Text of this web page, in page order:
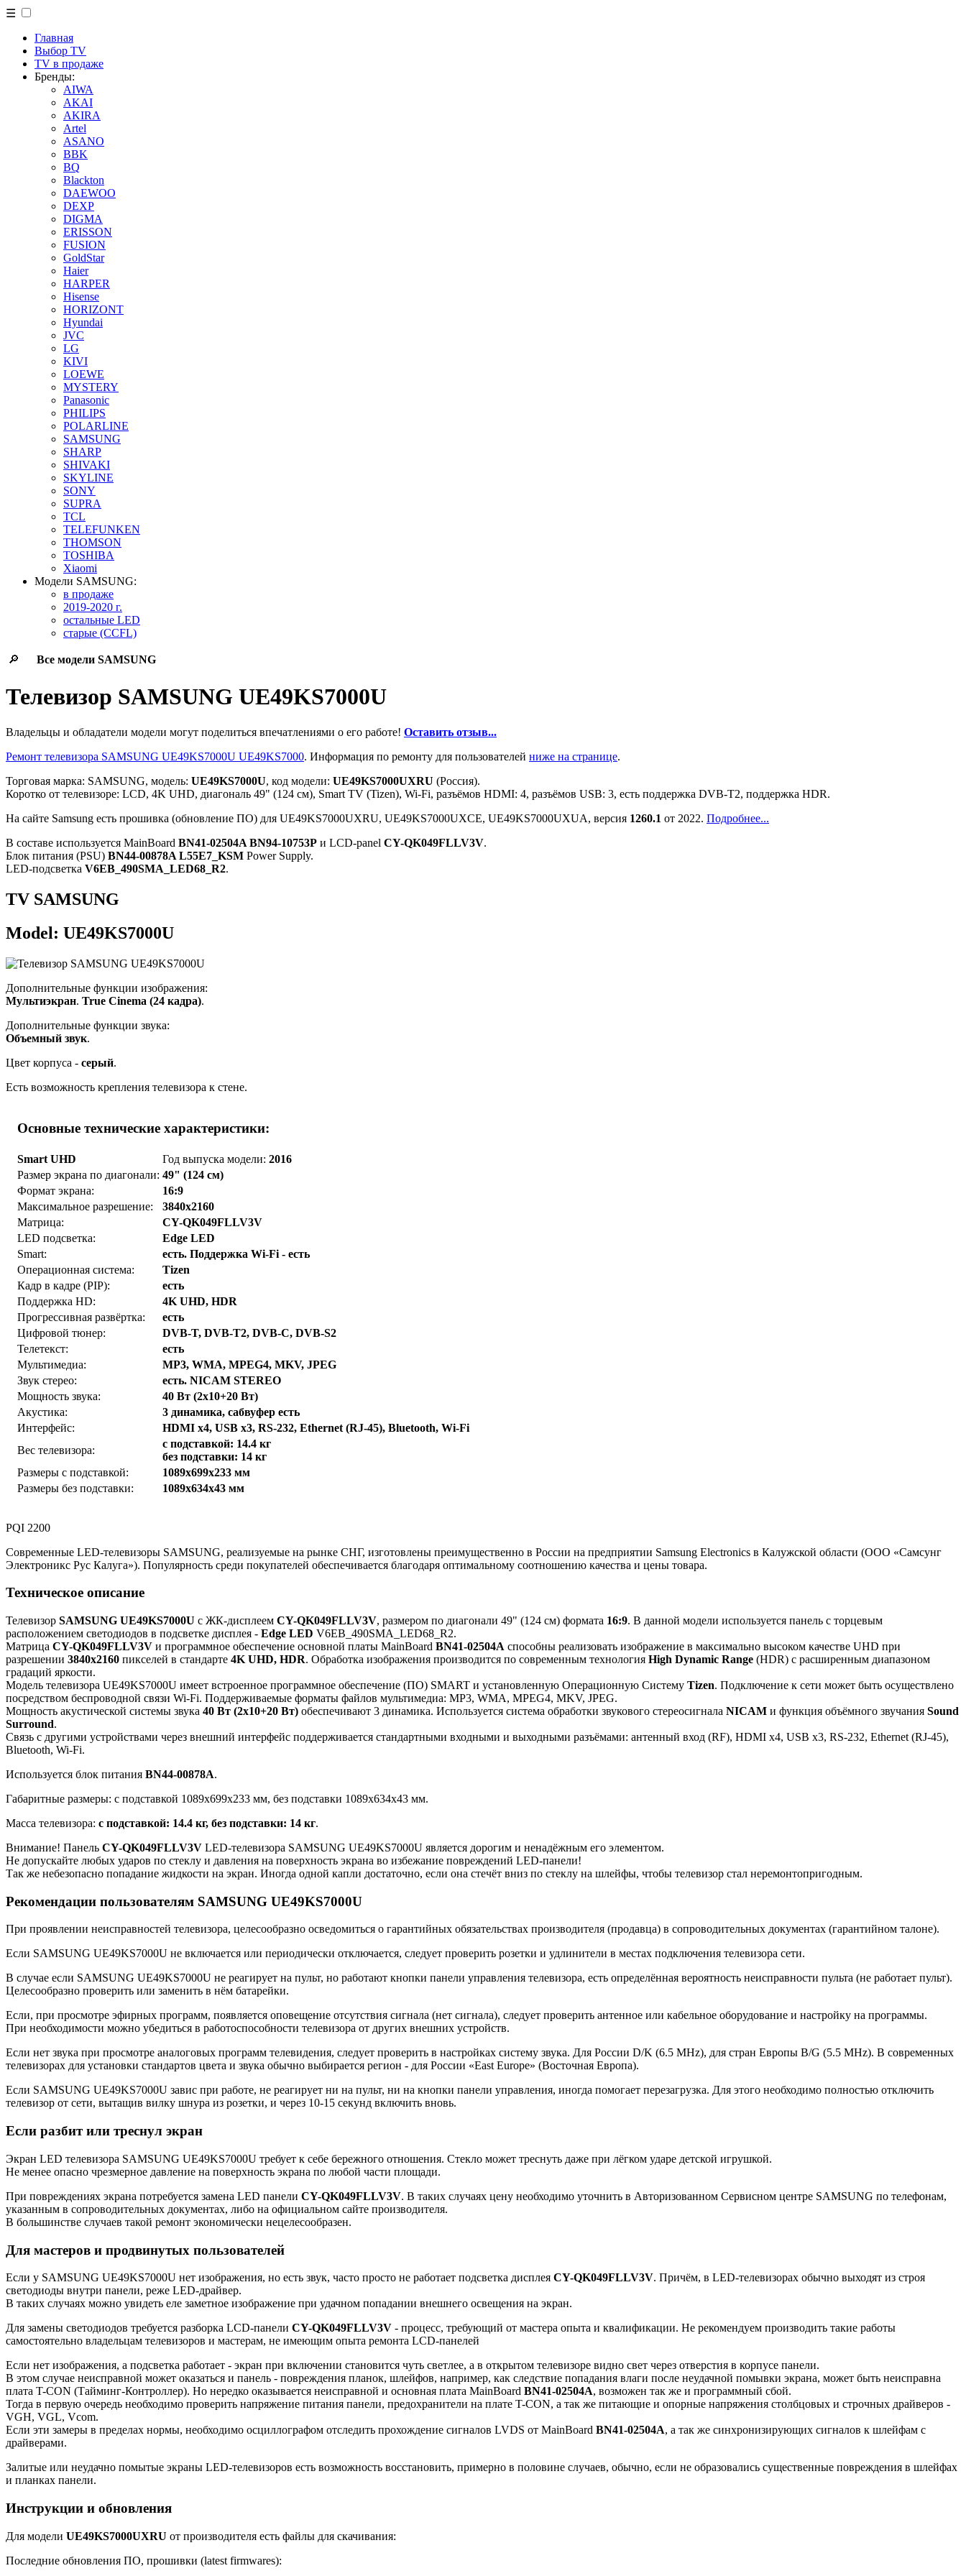
☰
Главная
Выбор TV
TV в продаже
Бренды:
AIWA
AKAI
AKIRA
Artel
ASANO
BBK
BQ
Blackton
DAEWOO
DEXP
DIGMA
ERISSON
FUSION
GoldStar
Haier
HARPER
Hisense
HORIZONT
Hyundai
JVC
LG
KIVI
LOEWE
MYSTERY
Panasonic
PHILIPS
POLARLINE
SAMSUNG
SHARP
SHIVAKI
SKYLINE
SONY
SUPRA
TCL
TELEFUNKEN
THOMSON
TOSHIBA
Xiaomi
Модели SAMSUNG:
в продаже
2019-2020 г.
остальные LED
старые (CCFL)
🔎 Все модели SAMSUNG
Телевизор SAMSUNG UE49KS7000U
Владельцы и обладатели модели могут поделиться впечатлениями о его работе! Оставить отзыв...
Ремонт телевизора SAMSUNG UE49KS7000U UE49KS7000. Информация по ремонту для пользователей ниже на странице.
Торговая марка: SAMSUNG, модель: UE49KS7000U, код модели: UE49KS7000UXRU (Россия).
Коротко от телевизоре: LCD, 4K UHD, диагональ 49" (124 см), Smart TV (Tizen), Wi-Fi, разъёмов HDMI: 4, разъёмов USB: 3, есть поддержка DVB-T2, поддержка HDR.
На сайте Samsung есть прошивка (обновление ПО) для UE49KS7000UXRU, UE49KS7000UXCE, UE49KS7000UXUA, версия 1260.1 от 2022. Подробнее...
В составе используется MainBoard BN41-02504A BN94-10753P и LCD-panel CY-QK049FLLV3V.
Блок питания (PSU) BN44-00878A L55E7_KSM Power Supply.
LED-подсветка V6EB_490SMA_LED68_R2.
TV SAMSUNG
Model: UE49KS7000U
Дополнительные функции изображения:
Мультиэкран. True Cinema (24 кадра).
Дополнительные функции звука:
Объемный звук.
Цвет корпуса - серый.
Есть возможность крепления телевизора к стене.
Основные технические характеристики:
Smart UHD Год выпуска модели:2016
Размер экрана по диагонали: 49" (124 см)
Формат экрана:
16:9
Максимальное разрешение:
3840x2160
Матрица:
CY-QK049FLLV3V
LED подсветка:
Edge LED
Smart:
есть. Поддержка Wi-Fi - есть
Операционная система:
Tizen
Кадр в кадре (PIP):
есть
Поддержка HD:
4K UHD, HDR
Прогрессивная развёртка:
есть
Цифровой тюнер:
DVB-T, DVB-T2, DVB-C, DVB-S2
Телетекст:
есть
Мультимедиа:
MP3, WMA, MPEG4, MKV, JPEG
Звук стерео:
есть. NICAM STEREO
Мощность звука:
40 Вт (2x10+20 Вт)
Акустика:
3 динамика, сабвуфер есть
Интерфейс:
HDMI x4, USB x3, RS-232, Ethernet (RJ-45), Bluetooth, Wi-Fi
Вес телевизора:
с подставкой: 14.4 кг
без подставки: 14 кг
Размеры с подставкой:
1089x699x233 мм
Размеры без подставки:
1089x634x43 мм
PQI 2200
Современные LED-телевизоры SAMSUNG, реализуемые на рынке СНГ, изготовлены преимущественно в России на предприятии Samsung Electronics в Калужской области (ООО «Самсунг
Электроникс Рус Калуга»). Популярность среди покупателей обеспечивается благодаря оптимальному соотношению качества и цены товара.
Техническое описание
Телевизор SAMSUNG UE49KS7000U с ЖК-дисплеем CY-QK049FLLV3V, размером по диагонали 49" (124 см) формата 16:9. В данной модели используется панель с торцевым
расположением светодиодов в подсветке дисплея - Edge LED V6EB_490SMA_LED68_R2.
Матрица CY-QK049FLLV3V и программное обеспечение основной платы MainBoard BN41-02504A способны реализовать изображение в максимально высоком качестве UHD при
разрешении 3840x2160 пикселей в стандарте 4K UHD, HDR. Обработка изображения производится по современным технология High Dynamic Range (HDR) с расширенным диапазоном
градаций яркости.
Модель телевизора UE49KS7000U имеет встроенное программное обеспечение (ПО) SMART и установленную Операционную Систему Tizen. Подключение к сети может быть осуществлено
посредством беспроводной связи Wi-Fi. Поддерживаемые форматы файлов мультимедиа: MP3, WMA, MPEG4, MKV, JPEG.
Мощность акустической системы звука 40 Вт (2x10+20 Вт) обеспечивают 3 динамика. Используется система обработки звукового стереосигнала NICAM и функция объёмного звучания Sound
Surround.
Связь с другими устройствами через внешний интерфейс поддерживается стандартными входными и выходными разъёмами: антенный вход (RF), HDMI x4, USB x3, RS-232, Ethernet (RJ-45),
Bluetooth, Wi-Fi.
Используется блок питания BN44-00878A.
Габаритные размеры: с подставкой 1089x699x233 мм, без подставки 1089x634x43 мм.
Масса телевизора: с подставкой: 14.4 кг, без подставки: 14 кг.
Внимание! Панель CY-QK049FLLV3V LED-телевизора SAMSUNG UE49KS7000U является дорогим и ненадёжным его элементом.
Не допускайте любых ударов по стеклу и давления на поверхность экрана во избежание повреждений LED-панели!
Так же небезопасно попадание жидкости на экран. Иногда одной капли достаточно, если она стечёт вниз по стеклу на шлейфы, чтобы телевизор стал неремонтопригодным.
Рекомендации пользователям SAMSUNG UE49KS7000U
При проявлении неисправностей телевизора, целесообразно осведомиться о гарантийных обязательствах производителя (продавца) в сопроводительных документах (гарантийном талоне).
Если SAMSUNG UE49KS7000U не включается или периодически отключается, следует проверить розетки и удлинители в местах подключения телевизора сети.
В случае если SAMSUNG UE49KS7000U не реагирует на пульт, но работают кнопки панели управления телевизора, есть определённая вероятность неисправности пульта (не работает пульт).
Целесообразно проверить или заменить в нём батарейки.
Если, при просмотре эфирных программ, появляется оповещение отсутствия сигнала (нет сигнала), следует проверить антенное или кабельное оборудование и настройку на программы.
При необходимости можно убедиться в работоспособности телевизора от других внешних устройств.
Если нет звука при просмотре аналоговых программ телевидения, следует проверить в настройках систему звука. Для России D/K (6.5 MHz), для стран Европы B/G (5.5 MHz). В современных
телевизорах для установки стандартов цвета и звука обычно выбирается регион - для России «East Europe» (Восточная Европа).
Если SAMSUNG UE49KS7000U завис при работе, не реагирует ни на пульт, ни на кнопки панели управления, иногда помогает перезагрузка. Для этого необходимо полностью отключить
телевизор от сети, вытащив вилку шнура из розетки, и через 10-15 секунд включить вновь.
Если разбит или треснул экран
Экран LED телевизора SAMSUNG UE49KS7000U требует к себе бережного отношения. Стекло может треснуть даже при лёгком ударе детской игрушкой.
Не менее опасно чрезмерное давление на поверхность экрана по любой части площади.
При повреждениях экрана потребуется замена LED панели CY-QK049FLLV3V. В таких случаях цену необходимо уточнить в Авторизованном Сервисном центре SAMSUNG по телефонам,
указанным в сопроводительных документах, либо на официальном сайте производителя.
В большинстве случаев такой ремонт экономически нецелесообразен.
Для мастеров и продвинутых пользователей
Если у SAMSUNG UE49KS7000U нет изображения, но есть звук, часто просто не работает подсветка дисплея CY-QK049FLLV3V. Причём, в LED-телевизорах обычно выходят из строя
светодиоды внутри панели, реже LED-драйвер.
В таких случаях можно увидеть еле заметное изображение при удачном попадании внешнего освещения на экран.
Для замены светодиодов требуется разборка LCD-панели CY-QK049FLLV3V - процесс, требующий от мастера опыта и квалификации. Не рекомендуем производить такие работы
самостоятельно владельцам телевизоров и мастерам, не имеющим опыта ремонта LCD-панелей
Если нет изображения, а подсветка работает - экран при включении становится чуть светлее, а в открытом телевизоре видно свет через отверстия в корпусе панели.
В этом случае неисправной может оказаться и панель - повреждения планок, шлейфов, например, как следствие попадания влаги после неудачной помывки экрана, может быть неисправна
плата T-CON (Тайминг-Контроллер). Но нередко оказывается неисправной и основная плата MainBoard BN41-02504A, возможен так же и программный сбой.
Тогда в первую очередь необходимо проверить напряжение питания панели, предохранители на плате T-CON, а так же питающие и опорные напряжения столбцовых и строчных драйверов -
VGH, VGL, Vcom.
Если эти замеры в пределах нормы, необходимо осциллографом отследить прохождение сигналов LVDS от MainBoard BN41-02504A, а так же синхронизирующих сигналов к шлейфам с
драйверами.
Залитые или неудачно помытые экраны LED-телевизоров есть возможность восстановить, примерно в половине случаев, обычно, если не образовались существенные повреждения в шлейфах
и планках панели.
Инструкции и обновления
Для модели UE49KS7000UXRU от производителя есть файлы для скачивания:
Последние обновления ПО, прошивки (latest firmwares):